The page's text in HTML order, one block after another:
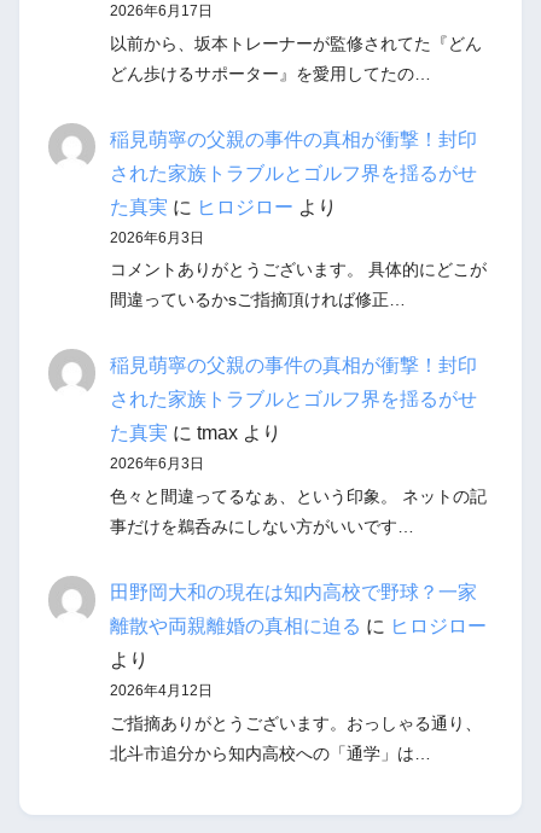
2026年6月17日
以前から、坂本トレーナーが監修されてた『どん
どん歩けるサポーター』を愛用してたの…
稲見萌寧の父親の事件の真相が衝撃！封印
された家族トラブルとゴルフ界を揺るがせ
た真実 に ヒロジロー より
2026年6月3日
コメントありがとうございます。 具体的にどこが
間違っているかsご指摘頂ければ修正…
稲見萌寧の父親の事件の真相が衝撃！封印
された家族トラブルとゴルフ界を揺るがせ
た真実 に tmaxより
2026年6月3日
色々と間違ってるなぁ、という印象。 ネットの記
事だけを鵜呑みにしない方がいいです…
田野岡大和の現在は知内高校で野球？一家
離散や両親離婚の真相に迫る に ヒロジロー
より
2026年4月12日
ご指摘ありがとうございます。おっしゃる通り、
北斗市追分から知内高校への「通学」は…